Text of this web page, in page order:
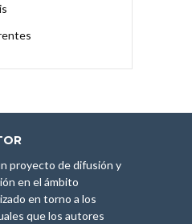
proyecto de difusión y
en el ámbito
en torno a los
que los autores